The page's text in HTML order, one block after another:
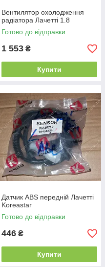
Вентилятор охолодження
радіатора Лачетті 1.8
Готово до відправки
1 553 ₴
Купити
Датчик ABS передній Лачетті
Koreastar
Готово до відправки
446 ₴
Купити